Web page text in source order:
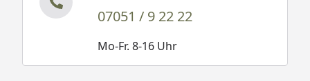
07051 / 9 22 22
Mo-Fr. 8-16 Uhr